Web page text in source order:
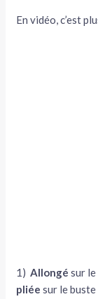
En vidéo, c’est
1)Allongé sur le
pliée sur le